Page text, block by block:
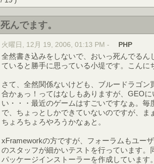
死んでます。
火曜日, 12月 19, 2006, 01:13 PM - PHP
全然書き込みをしないで、おいっ死んでるん
ていると勝手に思っている小堤です。こんに
さて、全然関係ないけども、ブルードラゴ
合かぁっ！ってはなしもありますが、GEO
い・・・最近のゲームはすごいですなぁ。毎
で、ちょっとしかできていないのですが、ま
ちょろちょろやろうかなぁと。
xFrameworkの方ですが、フォーラムもユー
のスタッフが細かいテストを行っています。
パッケージインストーラーを作成しています